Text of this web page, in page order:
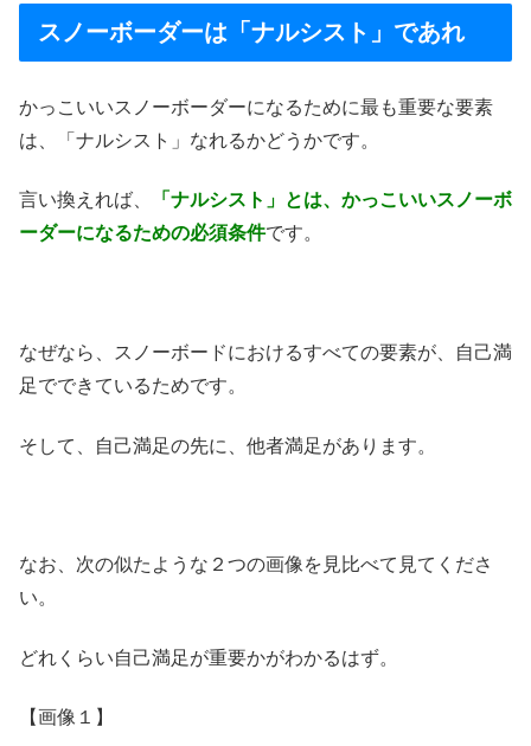
スノーボーダーは「ナルシスト」であれ
かっこいいスノーボーダーになるために最も重要な要素
は、「ナルシスト」なれるかどうかです。
言い換えれば、
「ナルシスト」とは、かっこいいスノーボ
ーダーになるための必須条件です。
なぜなら、スノーボードにおけるすべての要素が、自己満
足でできているためです。
そして、自己満足の先に、他者満足があります。
なお、次の似たような２つの画像を見比べて見てくださ
い。
どれくらい自己満足が重要かがわかるはず。
【画像１】